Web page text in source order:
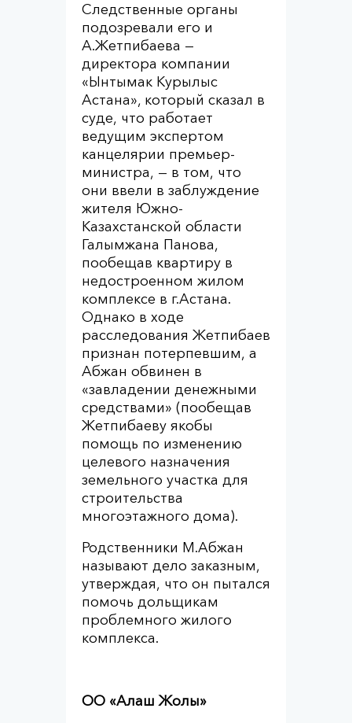
Следственные органы
подозревали его и
А.Жетпибаева —
директора компании
«Ынтымак Курылыс
Астана», который сказал в
суде, что работает
ведущим экспертом
канцелярии премьер-
министра, — в том, что
они ввели в заблуждение
жителя Южно-
Казахстанской области
Галымжана Панова,
пообещав квартиру в
недостроенном жилом
комплексе в г.Астана.
Однако в ходе
расследования Жетпибаев
признан потерпевшим, а
Абжан обвинен в
«завладении денежными
средствами» (пообещав
Жетпибаеву якобы
помощь по изменению
целевого назначения
земельного участка для
строительства
многоэтажного дома).
Родственники М.Абжан
называют дело заказным,
утверждая, что он пытался
помочь дольщикам
проблемного жилого
комплекса.
ОО «Алаш Жолы»